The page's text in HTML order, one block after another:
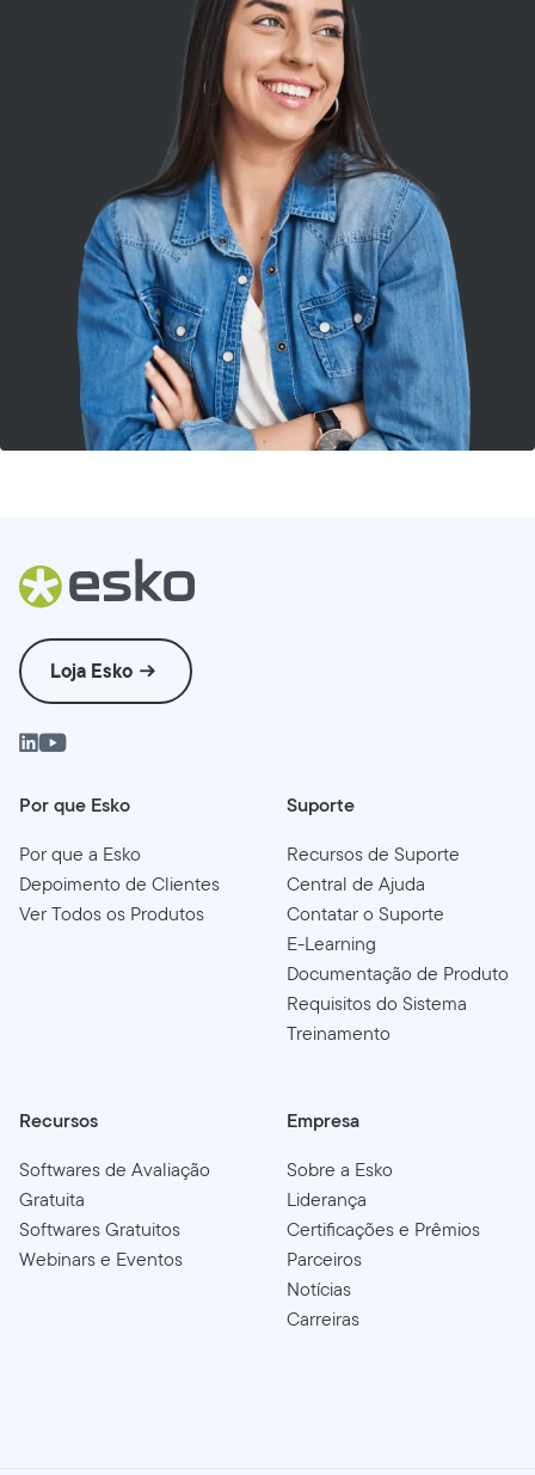
Loja Esko
Por que Esko
Por que a Esko
Depoimento de Clientes
Ver Todos os Produtos
Suporte
Recursos de Suporte
Central de Ajuda
Contatar o Suporte
E-Learning
Documentação de Produto
Requisitos do Sistema
Treinamento
Recursos
Softwares de Avaliação
Gratuita
Softwares Gratuitos
Webinars e Eventos
Empresa
Sobre a Esko
Liderança
Certificações e Prêmios
Parceiros
Notícias
Carreiras